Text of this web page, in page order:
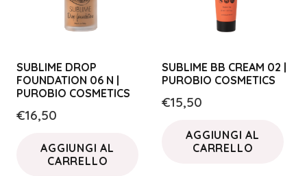
SUBLIME DROP
FOUNDATION 06 N |
PUROBIO COSMETICS
€16,50
AGGIUNGI AL
CARRELLO
SUBLIME BB CREAM 02 |
PUROBIO COSMETICS
€15,50
AGGIUNGI AL
CARRELLO